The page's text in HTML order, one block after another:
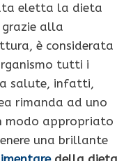
eletta la dieta
grazie alla
è considerata
tutti i
salute, infatti,
rimanda ad uno
modo appropriato
una brillante